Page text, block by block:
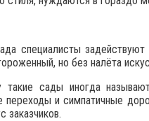
специалисты
но без налёта
такие сады иногда
переходы и симпатичные